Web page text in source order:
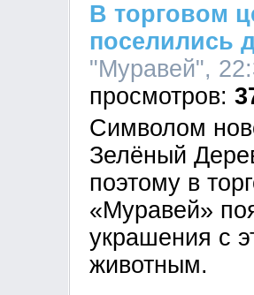
В торговом
поселились
"Муравей",
Символом
Зелёный
поэтому в
«Муравей»
украшения с
животным.